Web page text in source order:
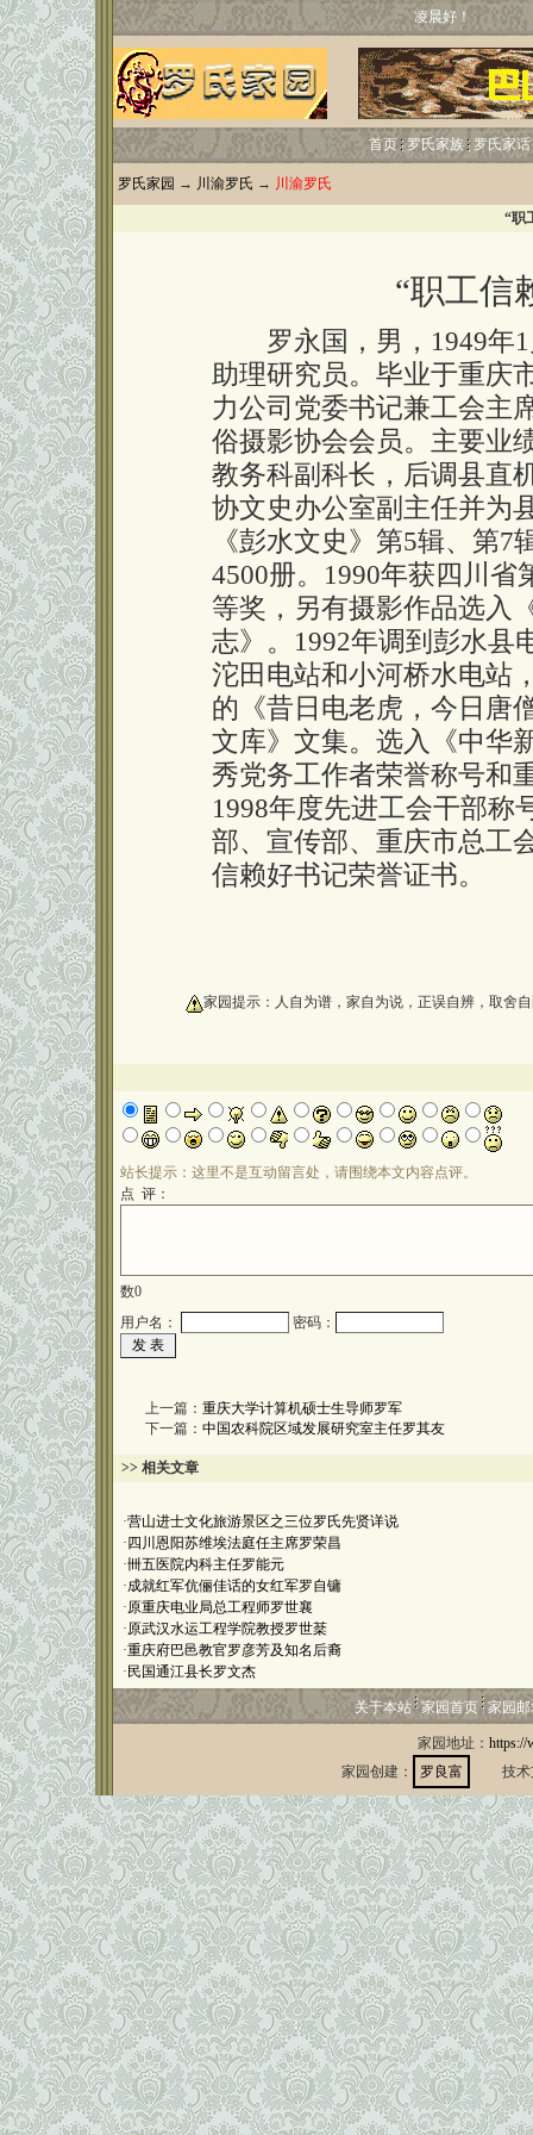
凌晨好！
首页 罗氏家族 罗氏家话
罗氏家园 → 川渝罗氏 → 川渝罗氏
“职
“职工信
罗永国，男，1949年1
助理研究员。毕业于重庆
力公司党委书记兼工会主
俗摄影协会会员。主要业
教务科副科长，后调县直
协文史办公室副主任并为
《彭水文史》第5辑、第
4500册。1990年获四川
等奖，另有摄影作品选入
志》。1992年调到彭水县
沱田电站和小河桥水电站
的《昔日电老虎，今日唐
文库》文集。选入《中华
秀党务工作者荣誉称号和
1998年度先进工会干部称
部、宣传部、重庆市总工
信赖好书记荣誉证书。
家园提示：人自为谱，家自为说，正误自辨，取舍
站长提示：这里不是互动留言处，请围绕本文内容点评。
点 评：
数0
用户名：
密码：
上一篇： 重庆大学计算机硕士生导师罗军
下一篇： 中国农科院区域发展研究室主任罗其友
>> 相关文章
·营山进士文化旅游景区之三位罗氏先贤详说
· 四川恩阳苏维埃法庭任主席罗荣昌
·卌五医院内科主任罗能元
·成就红军伉俪佳话的女红军罗自镛
·原重庆电业局总工程师罗世襄
·原武汉水运工程学院教授罗世棻
·重庆府巴邑教官罗彦芳及知名后裔
· 民国通江县长罗文杰
关于本站 家园首页 家园
家园地址： https://
家园创建：
罗良富 技术